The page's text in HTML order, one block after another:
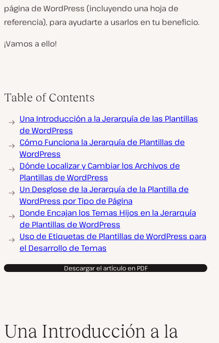
página de WordPress (incluyendo una hoja de
referencia), para ayudarte a usarlos en tu beneficio.
¡Vamos a ello!
Table of Contents
Una Introducción a la Jerarquía de las Plantillas
de WordPress
Cómo Funciona la Jerarquía de Plantillas de
WordPress
Dónde Localizar y Cambiar los Archivos de
Plantillas de WordPress
Un Desglose de la Jerarquía de la Plantilla de
WordPress por Tipo de Página
Donde Encajan los Temas Hijos en la Jerarquía
de Plantillas de WordPress
Uso de Etiquetas de Plantillas de WordPress para
el Desarrollo de Temas
Descargar el artículo en PDF
Una Introducción a la